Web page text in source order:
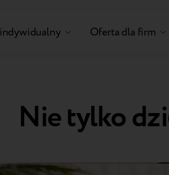
Oferta dla firm
Nie tylko